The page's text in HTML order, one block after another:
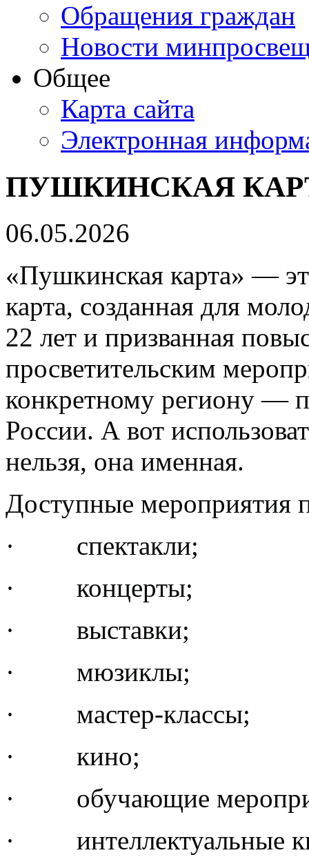
Обращения граждан
Новости
Общее
Карта сайта
Электронная
ПУШКИНСКАЯ
06.05.2026
«Пушкинская карта» —
карта, созданная для
22 лет и призванная
просветительским
конкретному региону —
России. А вот
нельзя, она именная.
Доступные мероприятия
· спектакли;
· концерты;
· выставки;
· мюзиклы;
· мастер-классы;
· кино;
· обучающие
· интеллектуальные